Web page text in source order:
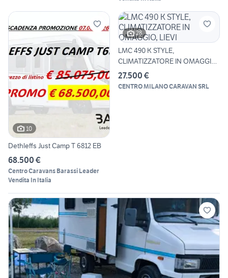
10
Dethleffs Just Camp T 6812 EB
68.500 €
Centro Caravans Barassi Leader
Vendita In Italia
28
LMC 490 K STYLE,
CLIMATIZZATORE IN OMAGGIO,
LIEVI
27.500 €
CENTRO MILANO CARAVAN SRL